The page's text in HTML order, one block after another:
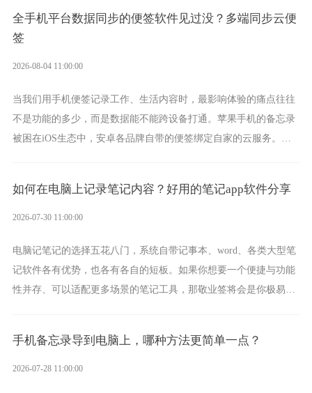
全手机平台数据同步的便签软件见过没？多端同步云便
签
2026-08-04 11:00:00
当我们用手机便签记录工作、生活内容时，最影响体验的痛点往往
不是功能的多少，而是数据能不能跨设备打通。苹果手机的备忘录
被困在iOS生态中，安卓各品牌自带的便签绑定自家的云服务。而
如何在电脑上记录笔记内容？好用的笔记app软件分享
2026-07-30 11:00:00
电脑记笔记的选择五花八门，系统自带记事本、word、各类大型笔
记软件各有优势，也各有各自的短板。如果你想要一个便捷与功能
性并存、可以适配更多场景的笔记工具，那敬业签将会是你极易上
手机备忘录导到电脑上，哪种方法更简单一点？
2026-07-28 11:00:00